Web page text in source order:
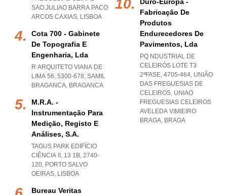
SAO JULIAO BARRA PACO
ARCOS CAXIAS, LISBOA
Cota 700 - Gabinete
De Topografia E
Engenharia, Lda
R ARQUITETO VIANA DE
LIMA 56, 5300-678, SAMIL
BRAGANCA, BRAGANCA
M.r.a. -
Instrumentação Para
Medição, Registo E
Análises, S.a.
TAGUS PARK EDIFÍCIO
CIÊNCIA II, 13 1B, 2740-
120, PORTO SALVO
OEIRAS, LISBOA
Bureau Veritas
Fabricação De
Produtos
Endurecedores De
Pavimentos, Lda
PQ NDUSTRIAL DE
CELEIRÓS LOTE T3
2ªFASE, 4705-464, UNIÃO
DAS FREGUESIAS DE
CELEIROS, UNIAO
FREGUESIAS CELEIROS
AVELEDA VIMIEIRO
BRAGA, BRAGA